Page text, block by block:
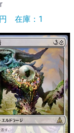
在庫：1